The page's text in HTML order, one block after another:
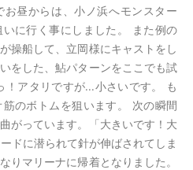
昼からは、小ノ浜へモンスター
いに行く事にしました。 また例の
操船して、立岡様にキャストをし
をした、鮎パターンをここでも試
！アタリですが...小さいです。 も
のボトムを狙います。 次の瞬間
がっています。「大きいです！大
ドに潜られて針が伸ばされてしま
りマリーナに帰着となりました。